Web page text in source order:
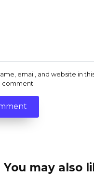
email, and website in
comment.
You may also